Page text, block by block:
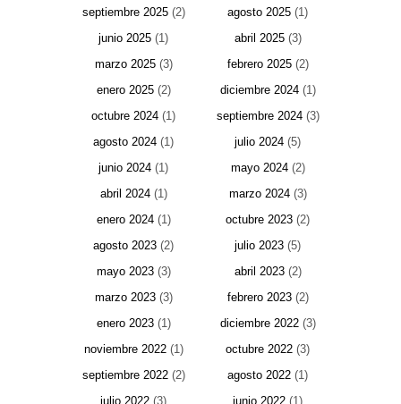
septiembre 2025(2) agosto 2025 (1)
junio 2025 (1) abril 2025(3)
marzo 2025(3) febrero 2025(2)
enero 2025(2) diciembre 2024(1)
octubre 2024 (1) septiembre 2024(3)
agosto 2024 (1) julio 2024 (5)
junio 2024 (1) mayo 2024(2)
abril 2024(1) marzo 2024(3)
enero 2024(1) octubre 2023 (2)
agosto 2023 (2) julio 2023 (5)
mayo 2023(3) abril 2023(2)
marzo 2023(3) febrero 2023(2)
enero 2023(1) diciembre 2022(3)
noviembre 2022(1) octubre 2022 (3)
septiembre 2022(2) agosto 2022 (1)
julio 2022 (3) junio 2022 (1)